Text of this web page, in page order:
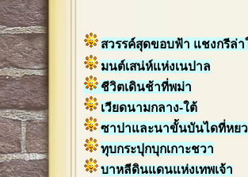
สวรรค์สุดขอบฟ้า แชงกรีล่
มนต์เสน่ห์แห่งเนปาล
ชีวิตเดินช้าที่พม่า
เวียดนามกลาง-ใต้
ซาปาและนาขั้นบันไดที่หย
ทุบกระปุกบุกเกาะชวา
บาหลีดินแดนแห่งเทพเจ้า